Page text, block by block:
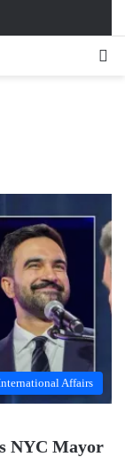
Affairs
NYC Mayor